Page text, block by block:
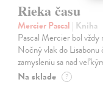
Rieka času
Mercier Pascal | Kniha
Pascal Mercier bol
Nočný vlak do
zamysleniu sa nad
Na sklade ?